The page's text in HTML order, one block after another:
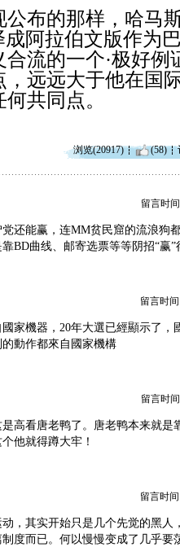
公布的那样，哈马
成阿拉伯文版作为
流的一个·极好例
，远远大于他在国
共同点。
浏览(20917) (58)
留言时
还能赢，连MM贫民窟的流浪狗
BD曲线、邮寄选票等等阴招“赢
留言时间
家機器，20年大選已經顯示了，
動作都來自國家機構
留言时
高看唐老鸭了。唐老鸭本来就是
他就得蹲大牢！
留言时间
，其实开始只是几个先觉的黑人
度而已。何以慢慢变成了几乎要